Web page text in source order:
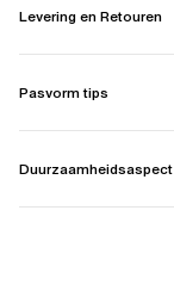
Levering en Retouren
Pasvorm tips
Duurzaamheidsaspect